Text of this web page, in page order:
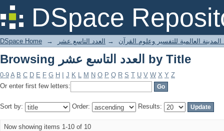
DSpace Browsing العدد التاسع عشر by Title
DSpace Home → العالمية للتفسير وعلوم القرآن → العدد التاسع عشر
Browsing العدد التاسع عشر by Title
0-9 A B C D E F G H J K L M N O P Q R S T U V W X Y Z
Or enter first few letters:
Sort by: Order: Results:
Now showing items 1-10 of 10